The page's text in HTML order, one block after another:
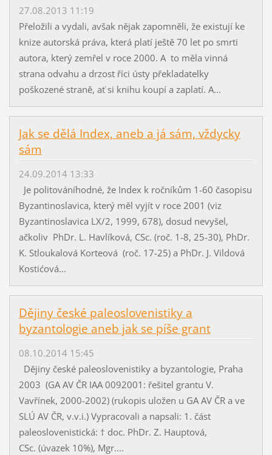
27.08.2013 11:19
Přeložili a vydali, avšak nějak zapomněli, že existují ke
knize autorská práva, která platí ještě 70 let po smrti
autora, který zemřel v roce 2000. A to měla vinná
strana odvahu a drzost říci ústy překladatelky
poškozené straně, ať si knihu koupí a zaplatí. A...
Jak se dělá Index, aneb a já sám, vždycky
sám
24.09.2014 13:33
Je politováníhodné, že Index k ročníkům 1-60 časopisu
Byzantinoslavica, který měl vyjít v roce 2001 (viz
Byzantinoslavica LX/2, 1999, 678), dosud nevyšel,
ačkoliv PhDr. L. Havlíková, CSc. (roč. 1-8, 25-30), PhDr.
K. Stloukalová Korteová (roč. 17-25) a PhDr. J. Vildová
Kostićová...
Dějiny české paleoslovenistiky a
byzantologie aneb jak se píše grant
08.10.2014 15:45
Dějiny české paleoslovenistiky a byzantologie, Praha
2003 (GA AV ČR IAA 0092001: řešitel grantu V.
Vavřínek, 2000-2002) (rukopis uložen u GA AV ČR a ve
SLÚ AV ČR, v.v.i.) Vypracovali a napsali: 1. část
paleoslovenistická: † doc. PhDr. Z. Hauptová,
CSc. (úvazek 10%), Mgr....